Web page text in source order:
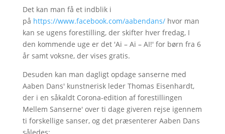
Det kan man få et indblik i
på https://www.facebook.com/aabendans/hvor man
kan se ugens forestilling, der skifter hver fredag, I
den kommende uge er det 'Ai – Ai – AI!' for børn fra 6
år samt voksne, der vises gratis.
Desuden kan man dagligt opdage sanserne med
Aaben Dans' kunstnerisk leder Thomas Eisenhardt,
der i en såkaldt Corona-edition af forestillingen
Mellem Sanserne' over ti dage giveren rejse igennem
ti forskellige sanser, og det præsenterer Aaben Dans